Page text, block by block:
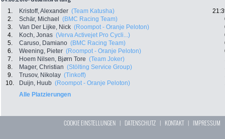
1. Kristoff, Alexander (Team Katusha)
2.
Schär, Michael (BMC Racing Team)
3.
Van Der Lijke, Nick (Roompot - Oranje Peloton)
4.
Koch, Jonas (Verva Activejet Pro Cycli...)
5.
Caruso, Damiano (BMC Racing Team)
6.
Weening, Pieter (Roompot - Oranje Peloton)
7.
Hoem Nilsen, Bjørn Tore (Team Joker)
8.
Mager, Christian (Stölting Service Group)
9.
Trusov, Nikolay (Tinkoff)
10.
Duijn, Huub (Roompot - Oranje Peloton)
Alle Platzierungen
COOKIE EINSTELLUNGEN | DATENSCHUTZ | KONTAKT| IMPRESSUM